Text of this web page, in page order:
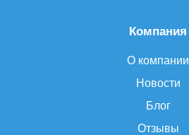
Компания
О компании
Новости
Блог
Отзывы